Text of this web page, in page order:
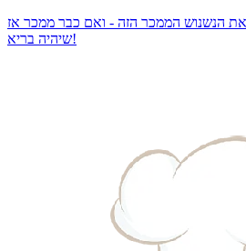
הנשנוש הממכר הזה - ואם כבר ממכר אז
שיהיה בריא!